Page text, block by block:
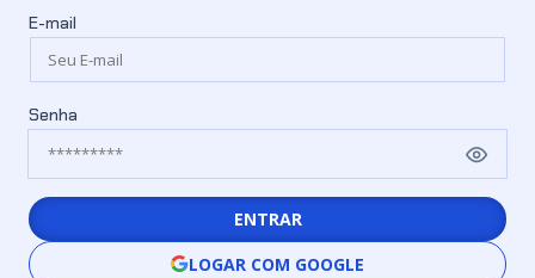
E-mail
Senha
ENTRAR
LOGAR COM GOOGLE